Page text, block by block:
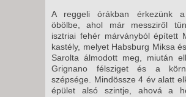
A reggeli órákban érkezünk a
öbölbe, ahol már messziről
isztriai fehér márványból épített
kastély, melyet Habsburg Miksa
Sarolta álmodott meg, miután
Grignano félsziget és a
szépsége. Mindössze 4 év alatt
épület alsó szintje, ahová a